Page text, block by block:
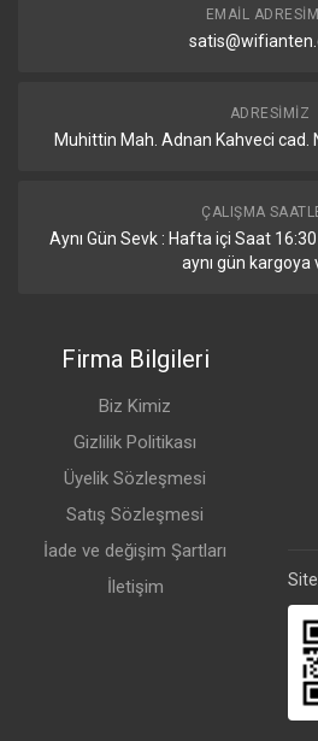
CE, FCC, IC,
Detaylar
Kablosuz
2.4 GHz İletim (dBm)
11MBit/s 22
EMAIL
ADRESIMIZ
Muhittin Mah. Adnan Kahveci cad.
ÇALIŞMA
Aynı Gün Sevk : Hafta içi Saat
aynı gün kargoya
Firma Bilgileri
Biz Kimiz
Gizlilik Politikası
Üyelik Sözleşmesi
Satış Sözleşmesi
İade ve değişim Şartları
İletişim